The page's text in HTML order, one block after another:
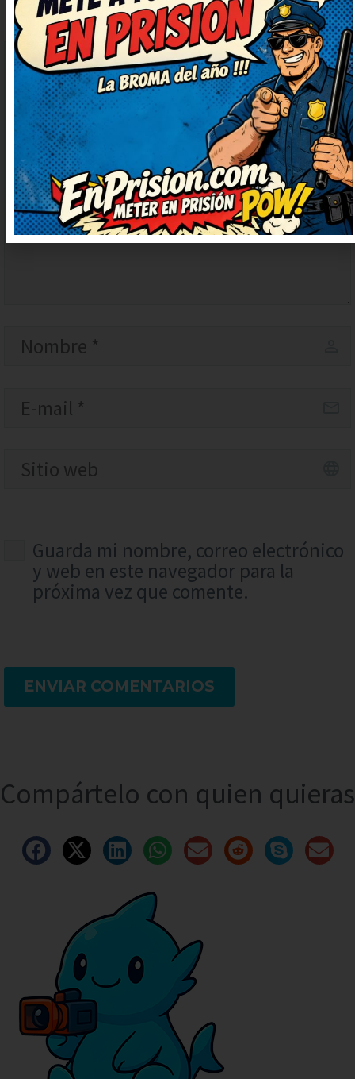
Guarda mi nombre, correo electrónico
y web en este navegador para la
próxima vez que comente.
ENVIAR COMENTARIOS
Compártelo con quien quieras